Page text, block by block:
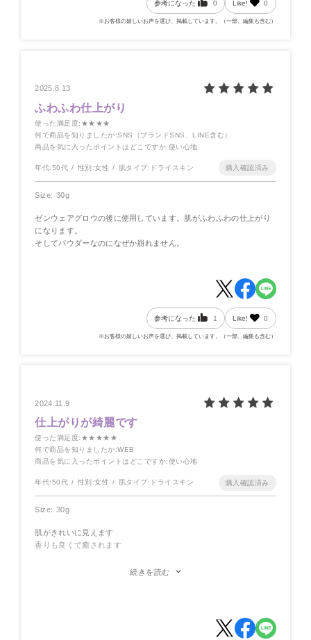
参考になった 0 Like! 0
※お客様の嬉しいお声を選び、掲載しています。（一部、編集も含む）
2025.8.13
ふわふわ仕上がり
使った満足度:★★★★
何で商品を知りましたか:SNS（ブランドSNS、LINE含む）
商品を気に入ったポイントはどこですか:使い心地
年代:50代 性別:女性 肌タイプ: ドライスキン
Size: 30g
ゼンウェアグロウの後に使用しています。肌がふわふわの仕上がり
になります。
そしてパウダーなのになぜか崩れません。
参考になった 1 Like! 0
※お客様の嬉しいお声を選び、掲載しています。（一部、編集も含む）
2024.11.9
仕上がりが綺麗です
使った満足度:★★★★★
何で商品を知りましたか:WEB
商品を気に入ったポイントはどこですか:使い心地
年代:50代 性別:女性 肌タイプ: ドライスキン
Size: 30g
肌がきれいに見えます
香りも良くて癒されます
がちな私の肌を明るく見せてくれて大満足です
続きを読む